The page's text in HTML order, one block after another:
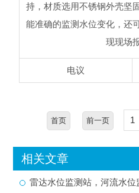
持，材质选用不锈钢外壳坚
能准确的监测水位变化，还
现现场
电议
首页 前一页 1
相关文章
雷达水位监测站，河流水位监测